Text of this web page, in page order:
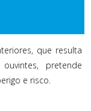
que resulta
pretende
e risco.